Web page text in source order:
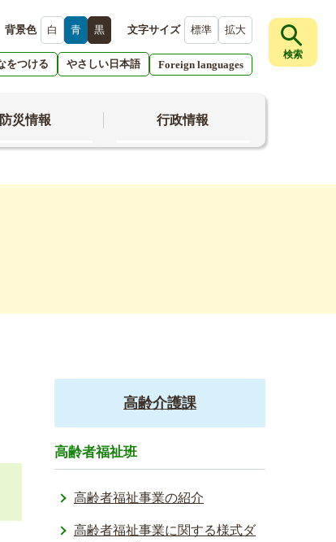
背景色 白 青 黒 文字サイズ 標準 拡大
をつける やさしい日本語 Foreign languages
検索
防災情報 行政情報
高齢介護課
高齢者福祉班
高齢者福祉事業の紹介
高齢者福祉事業に関する様式ダ